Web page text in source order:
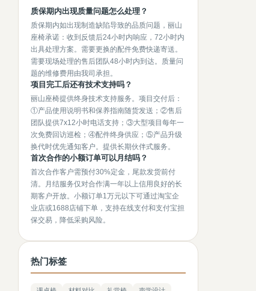
质保期内出现质量问题怎么处理？
质保期内如出现制造缺陷导致的品质问题，丽山
座椅承诺：收到反馈后24小时内响应，72小时内
出具处理方案。需要更换的配件免费快递寄送。
需要现场处理的售后团队48小时内到达。质量问
题的维修费用由我司承担。
项目完工后还有技术支持吗？
丽山座椅提供终身技术支持服务。项目交付后：
①产品使用说明书和保养指南随货发送；②售后
团队提供7x12小时电话支持；③大型项目每年一
次免费回访巡检；④配件终身供应；⑤产品升级
换代时优先通知客户。提供长期伙伴式服务。
首次合作的小额订单可以月结吗？
首次合作客户需预付30%定金，尾款发货前付
清。月结服务仅对合作满一年以上信用良好的长
期客户开放。小额订单1万元以下可通过淘宝企
业店或1688店铺下单，支持在线支付和支付宝担
保交易，降低采购风险。
热门标签